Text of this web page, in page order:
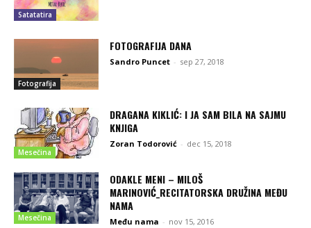
Satatatira
Fotografija
FOTOGRAFIJA DANA
Sandro Puncet - sep 27, 2018
Mesečina
DRAGANA KIKLIĆ: I JA SAM BILA NA SAJMU
KNJIGA
Zoran Todorović - dec 15, 2018
Mesečina
ODAKLE MENI – MILOŠ
MARINOVIĆ_RECITATORSKA DRUŽINA MEĐU
NAMA
Među nama - nov 15, 2016